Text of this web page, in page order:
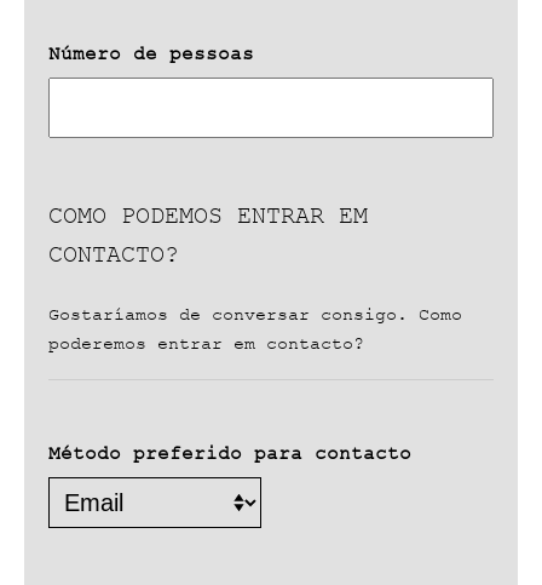
barra
AAAA
Número de pessoas
COMO PODEMOS ENTRAR EM
CONTACTO?
Gostaríamos de conversar consigo. Como
poderemos entrar em contacto?
Método preferido para contacto